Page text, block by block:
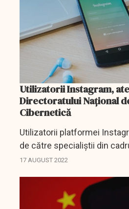
Utilizatorii Instagram,
Directoratului Naţional
Cibernetică
Utilizatorii platformei
de către specialiştii din
Naţional de Securitate
17 AUGUST 2022